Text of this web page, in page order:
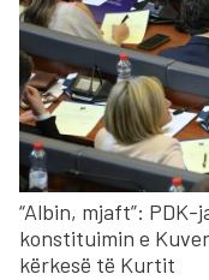
“Albin, mjaft”:
konstituimin e
kërkesë të Kurtit